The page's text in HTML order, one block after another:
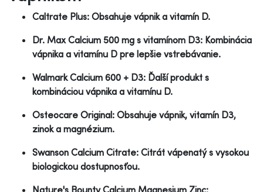
Caltrate Plus: Obsahuje vápnik a vitamín D.
Dr. Max Calcium 500 mg s vitamínom D3: Kombinácia
vápnika a vitamínu D pre lepšie vstrebávanie.
Walmark Calcium 600 + D3: Ďalší produkt s
kombináciou vápnika a vitamínu D.
Osteocare Original: Obsahuje vápnik, vitamín D3,
zinok a magnézium.
Swanson Calcium Citrate: Citrát vápenatý s vysokou
biologickou dostupnosťou.
Nature's Bounty Calcium Magnesium Zinc: